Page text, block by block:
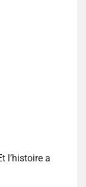
l’histoire a